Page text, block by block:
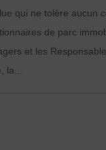
qui ne tolère aucun
de parc
et les
la...